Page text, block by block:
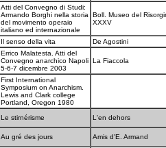
Atti del Convegno di Studi:
Armando Borghi nella storia
del movimento operaio
italiano ed internazionale
Boll. Museo del
XXXV
Il senso della vita De Agostini
Errico Malatesta. Atti del
Convegno anarchico Napoli
5-6-7 dicembre 2003
La Fiaccola
First International
Symposium on Anarchism.
Lewis and Clark college
Portland, Oregon 1980
Le stirnérisme L'en dehors
Au gré des jours Amis d'E. Armand